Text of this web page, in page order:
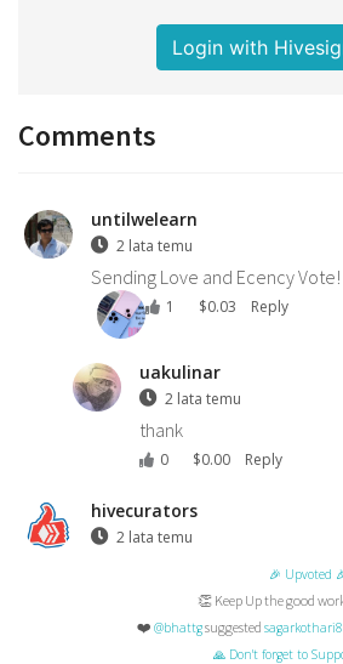
Login with
Comments
untilwelearn
2 lata temu
Sending Love and Ecency Vote!
1 $0.03 Reply
uakulinar
2 lata temu
thank
0 $0.00 Reply
hivecurators
2 lata temu
🎉 Upvoted
👏 Keep Up the good
❤️ @bhattgsuggested
🙏 Don't forget to